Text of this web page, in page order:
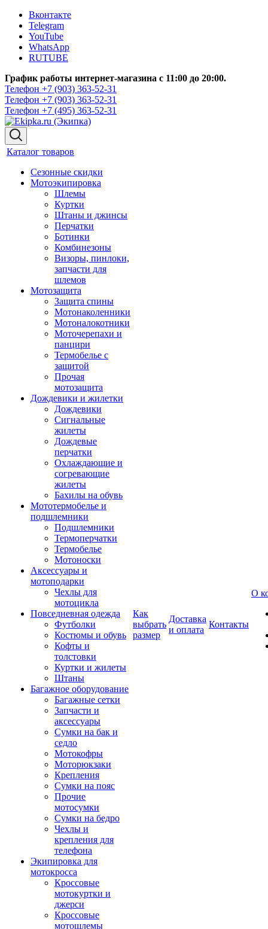
Вконтакте
Telegram
YouTube
WhatsApp
RUTUBE
График работы интернет-магазина с 11:00 до 20:00.
Телефон +7 (903) 363-52-31
Телефон +7 (903) 363-52-31
Телефон +7 (495) 363-52-31
Каталог товаров
Сезонные скидки
Мотоэкипировка
Шлемы
Куртки
Штаны и джинсы
Перчатки
Ботинки
Комбинезоны
Визоры, пинлоки,
запчасти для
шлемов
Мотозащита
Защита спины
Мотонаколенники
Мотоналокотники
Моточерепахи и
панцири
Термобелье с
защитой
Прочая
мотозащита
Дождевики и жилетки
Дождевики
Сигнальные
жилеты
Дождевые
перчатки
Охлаждающие и
согревающие
жилеты
Бахилы на обувь
Мототермобелье и
подшлемники
Подшлемники
Термоперчатки
Термобелье
Мотоноски
Аксессуары и
мотоподарки
Чехлы для
мотоцикла
Повседневная одежда
Футболки
Костюмы и обувь
Кофты и
толстовки
Куртки и жилеты
Штаны
Багажное оборудование
Багажные сетки
Запчасти и
аксессуары
Сумки на бак и
седло
Мотокофры
Моторюкзаки
Крепления
Сумки на пояс
Прочие
мотосумки
Сумки на бедро
Чехлы и
крепления для
телефона
Экипировка для
мотокросса
Кроссовые
мотокуртки и
джерси
Кроссовые
мотошлемы
Как
выбрать
размер
Доставка
и оплата
Контакты
О